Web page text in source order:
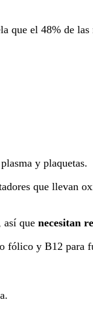
el 48% de
y plaquetas.
que llevan
así que necesitan
fólico y B12